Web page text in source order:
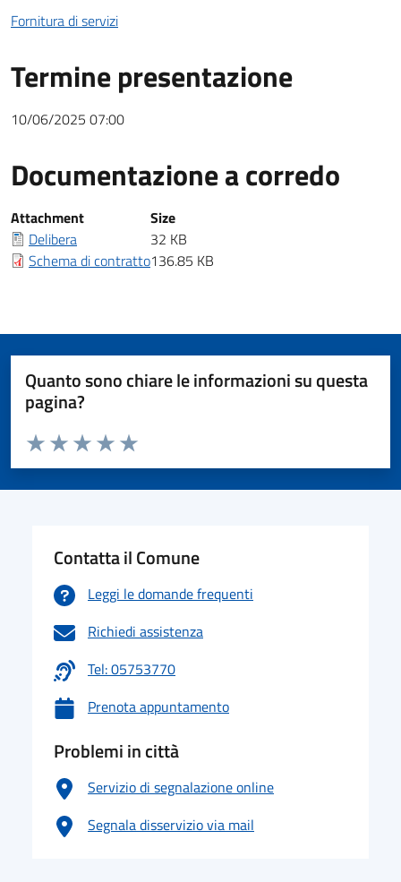
Fornitura di servizi
Termine presentazione
10/06/2025 07:00
Documentazione a corredo
Documentazione a corredo
Attachment
Size
Delibera
32 KB
Schema di contratto136.85 KB
Quanto sono chiare le informazioni su questa
pagina?
Valuta da 1 a 5 stelle la pagina
Valuta 5 stelle su 5
Valuta 4 stelle su 5
Valuta 3 stelle su 5
Valuta 2 stelle su 5
Valuta 1 stelle su 5
Contatta il Comune
Leggi le domande frequenti
Richiedi assistenza
Tel: 05753770
Prenota appuntamento
Problemi in città
Servizio di segnalazione online
Segnala disservizio via mail